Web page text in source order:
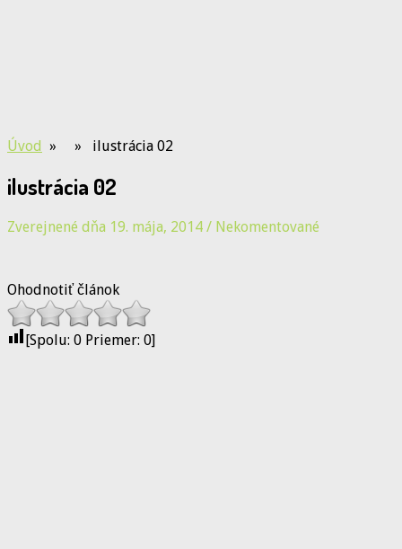
Úvod » » ilustrácia 02
ilustrácia 02
Zverejnené dňa 19. mája, 2014 / Nekomentované
Ohodnotiť článok
[Spolu: 0 Priemer: 0]